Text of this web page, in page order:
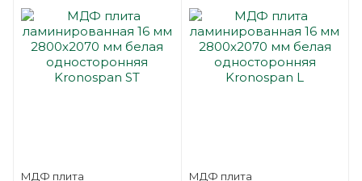
МДФ плита МДФ плита